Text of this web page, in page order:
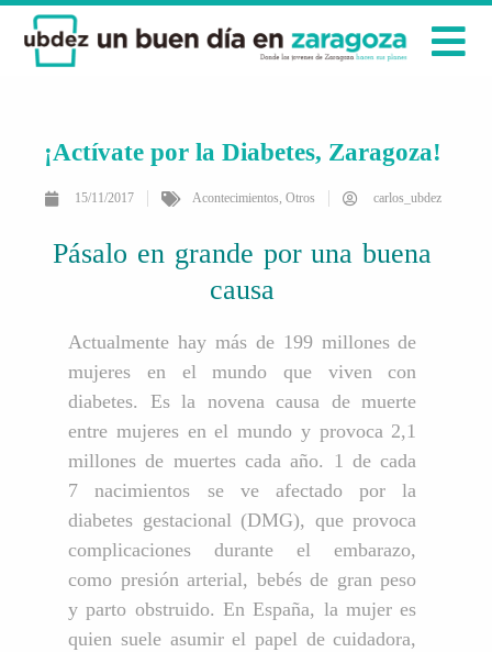
¡Actívate por la Diabetes, Zaragoza!
15/11/2017 Acontecimientos, Otros carlos_ubdez
Pásalo en grande por una buena
causa
Actualmente hay más de 199 millones de
mujeres en el mundo que viven con
diabetes. Es la novena causa de muerte
entre mujeres en el mundo y provoca 2,1
millones de muertes cada año. 1 de cada
7 nacimientos se ve afectado por la
diabetes gestacional (DMG), que provoca
complicaciones durante el embarazo,
como presión arterial, bebés de gran peso
y parto obstruido. En España, la mujer es
quien suele asumir el papel de cuidadora,